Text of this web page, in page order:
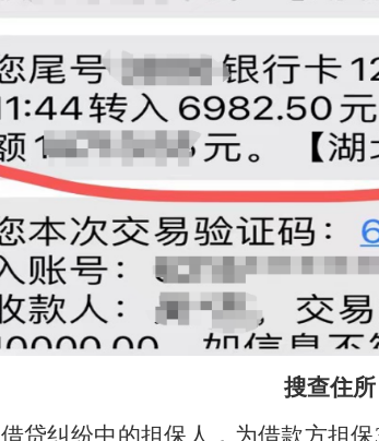
搜查住
贷纠纷中的担保人，为借款方担保